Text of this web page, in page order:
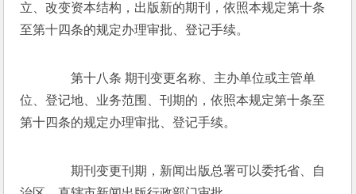
立、改变资本结构，出版新的期刊，依照本规定第十条
至第十四条的规定办理审批、登记手续。
第十八条 期刊变更名称、主办单位或主管单
位、登记地、业务范围、刊期的，依照本规定第十条至
第十四条的规定办理审批、登记手续。
期刊变更刊期，新闻出版总署可以委托省、自